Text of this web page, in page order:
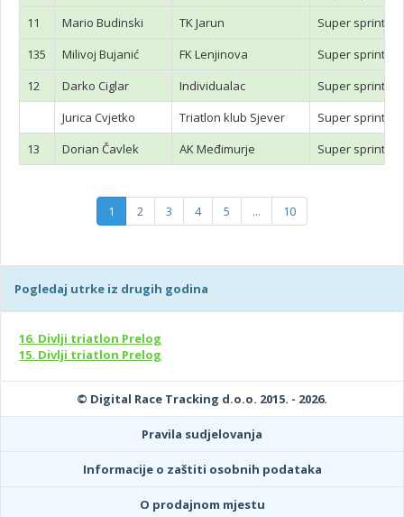
11
Mario Budinski TK Jarun
Super sprint
135
Milivoj Bujanić FK Lenjinova
Super sprint
12
Darko Ciglar Individualac
Super sprint
Jurica Cvjetko
Triatlon klub Sjever
Super sprint
13
Dorian Čavlek AK Međimurje Super sprint
1 2 3 4 5 ... 10
Pogledaj utrke iz drugih godina
16. Divlji triatlon Prelog
15. Divlji triatlon Prelog
© Digital Race Tracking d.o.o. 2015. - 2026.
Pravila sudjelovanja
Informacije o zaštiti osobnih podataka
O prodajnom mjestu